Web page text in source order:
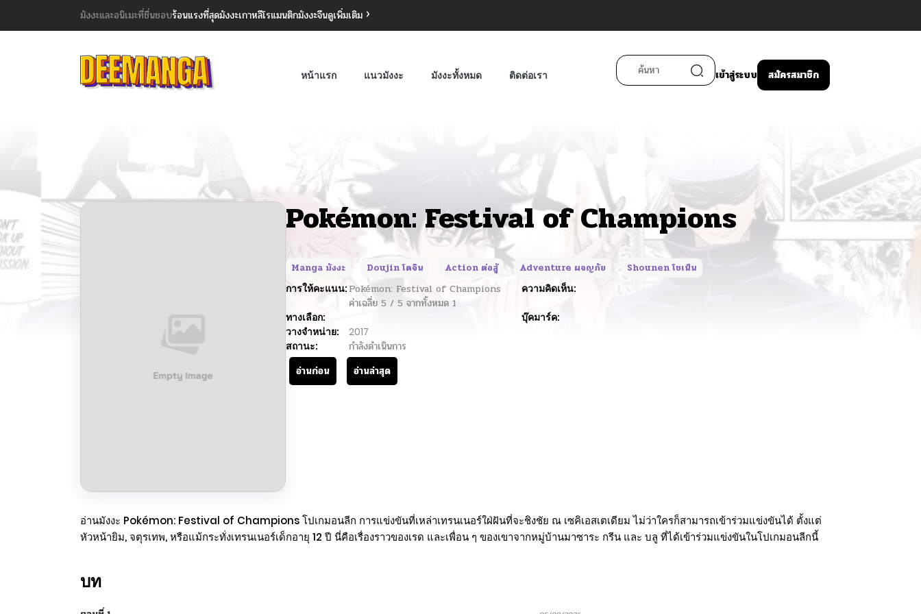
มังงะและอนิเมะที่ชื่นชอบร้อนแรงที่สุดมังงะเกาหลีโรแมนติกมังงะจีนดูเพิ่มเติม
หน้าแรก แนวมังงะ มังงะทั้งหมด ติดต่อเรา เข้าสู่ระบบ สมัครสมาชิก
Pokémon: Festival of Champions
Manga มังงะ Doujin โดจิน Action ต่อสู้ Adventure ผจญภัย
Shounen โชเน็น
การให้คะแนน: Pokémon: Festival of Champions
ค่าเฉลี่ย 5 / 5 จากทั้งหมด 1
ความคิดเห็น:
ทางเลือก:
บุ๊คมาร์ค:
วางจำหน่าย:
2017
สถานะ:
กำลังดำเนินการ
อ่านก่อน
อ่านล่าสุด
อ่านมังงะ Pokémon: Festival of Champions โปเกมอนลีก การแข่งขันที่เหล่าเทรนเนอร์ใฝ่ฝันที่จะชิงชัย ณ เซคิเอสเตเดียม ไม่ว่าใครก็สามารถเข้าร่วมแข่งขันได้ ตั้งแต่
หัวหน้ายิม, จตุรเทพ, หรือแม้กระทั่งเทรนเนอร์เด็กอายุ 12 ปี นี่คือเรื่องราวของเรด และเพื่อน ๆ ของเขาจากหมู่บ้านมาซาระ กรีน และ บลู ที่ได้เข้าร่วมแข่งขันในโปเกมอนลีกนี้
บท